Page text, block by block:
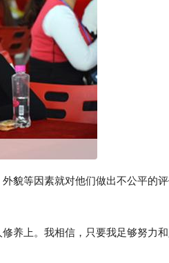
貌等因素就对他们做出不公平的评
养上。我相信，只要我足够努力